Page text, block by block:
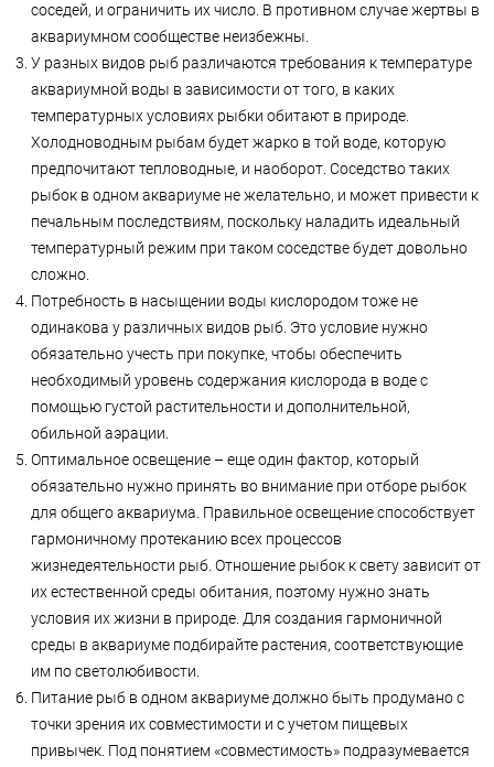
соседей, и ограничить их число. В противном случае жертвы в
аквариумном сообществе неизбежны.
У разных видов рыб различаются требования к температуре
аквариумной воды в зависимости от того, в каких
температурных условиях рыбки обитают в природе.
Холодноводным рыбам будет жарко в той воде, которую
предпочитают тепловодные, и наоборот. Соседство таких
рыбок в одном аквариуме не желательно, и может привести к
печальным последствиям, поскольку наладить идеальный
температурный режим при таком соседстве будет довольно
сложно.
Потребность в насыщении воды кислородом тоже не
одинакова у различных видов рыб. Это условие нужно
обязательно учесть при покупке, чтобы обеспечить
необходимый уровень содержания кислорода в воде с
помощью густой растительности и дополнительной,
обильной аэрации.
Оптимальное освещение – еще один фактор, который
обязательно нужно принять во внимание при отборе рыбок
для общего аквариума. Правильное освещение способствует
гармоничному протеканию всех процессов
жизнедеятельности рыб. Отношение рыбок к свету зависит от
их естественной среды обитания, поэтому нужно знать
условия их жизни в природе. Для создания гармоничной
среды в аквариуме подбирайте растения, соответствующие
им по светолюбивости.
Питание рыб в одном аквариуме должно быть продумано с
точки зрения их совместимости и с учетом пищевых
привычек. Под понятием «совместимость» подразумевается